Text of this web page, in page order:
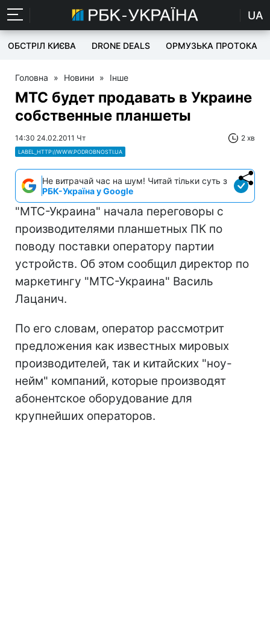
UA
ОБСТРІЛ КИЄВА DRONE DEALS ОРМУЗЬКА ПРОТОКА
Головна » Новини » Інше
МТС будет продавать в Украине
собственные планшеты
14:30 24.02.2011 Чт 2 хв
LABEL_HTTP://WWW.PODROBNOSTI.UA
Не витрачай час на шум! Читай тільки суть з
РБК-Україна у Google
"МТС-Украина" начала переговоры с
производителями планшетных ПК по
поводу поставки оператору партии
устройств. Об этом сообщил директор по
маркетингу "МТС-Украина" Василь
Лацанич.
По его словам, оператор рассмотрит
предложения как известных мировых
производителей, так и китайских "ноу-
нейм" компаний, которые производят
абонентское оборудование для
крупнейших операторов.